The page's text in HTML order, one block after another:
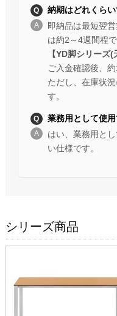
納期はどれくらい
即納品は最短翌
は約2～4週間程
【YD脚シリーズ
ご入金確認後、
ただし、在庫状
す。
業務用として使
はい、業務用と
い仕様です。
シリーズ商品